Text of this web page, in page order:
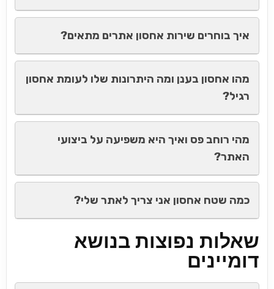
איך בוחרים שירות אחסון אתרים מתאים?
מהו אחסון בענן ומה היתרונות שלו לעומת אחסון
רגיל?
מהי רוחב פס ואיך היא משפיעה על ביצועי
האתר?
כמה שטח אחסון אני צריך לאתר שלי?
שאלות נפוצות בנושא
דומיינים